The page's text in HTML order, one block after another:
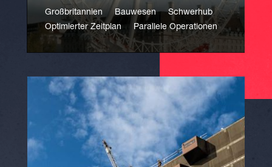
Großbritannien Bauwesen
Schwerhub
Optimierter Zeitplan
Parallele Operationen